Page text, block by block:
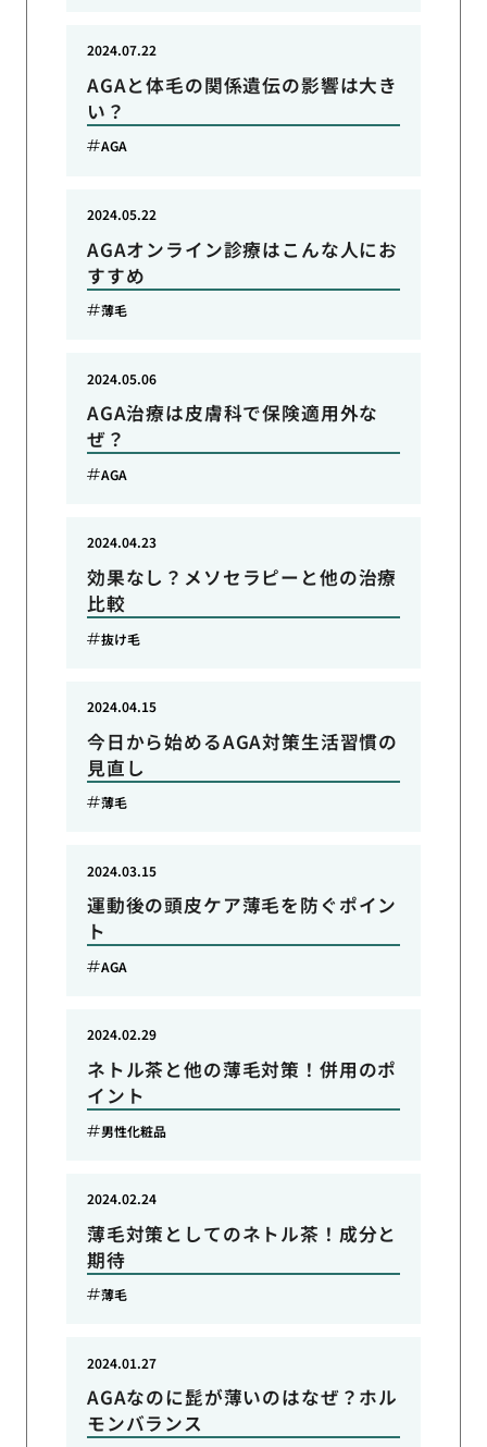
AGAと体毛の関係遺伝の影響は大き
い？
2024.07.22
AGA
AGAオンライン診療はこんな人にお
すすめ
2024.05.22
薄毛
AGA治療は皮膚科で保険適用外な
ぜ？
2024.05.06
AGA
効果なし？メソセラピーと他の治療
比較
2024.04.23
抜け毛
今日から始めるAGA対策生活習慣の
見直し
2024.04.15
薄毛
運動後の頭皮ケア薄毛を防ぐポイン
ト
2024.03.15
AGA
ネトル茶と他の薄毛対策！併用のポ
イント
2024.02.29
男性化粧品
薄毛対策としてのネトル茶！成分と
期待
2024.02.24
薄毛
AGAなのに髭が薄いのはなぜ？ホル
モンバランス
2024.01.27